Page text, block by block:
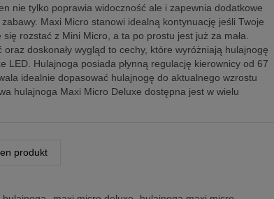
nie tylko poprawia widoczność ale i zapewnia dodatkowe
Maxi Micro stanowi idealną kontynuację jeśli Twoje
rozstać z Mini Micro, a ta po prostu jest już za mała.
oraz doskonały wygląd to cechy, które wyróżniają hulajnogę
LED. Hulajnoga posiada płynną regulację kierownicy od 67
idealnie dopasować hulajnogę do aktualnego wzrostu
hulajnoga Maxi Micro Deluxe dostępna jest w wielu
produkt